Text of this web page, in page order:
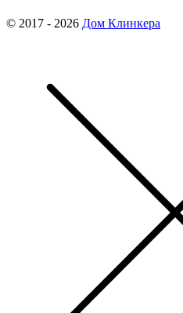
© 2017 - 2026 Дом Клинкера